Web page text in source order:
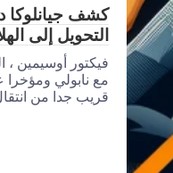
كشف جيانلوكا
التحويل إلى
فيكتور أوسيمين ،
مع نابولي
قريب جدا من